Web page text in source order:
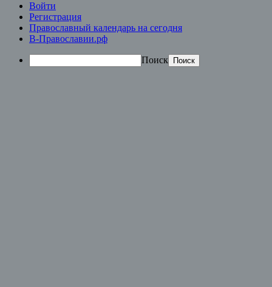
Войти
Регистрация
Православный календарь на сегодня
В-Православии.рф
Поиск